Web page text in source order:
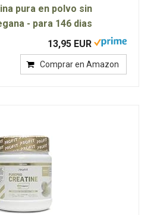
pura en polvo sin
- para 146 dias
13,95 EUR
Comprar en Amazon